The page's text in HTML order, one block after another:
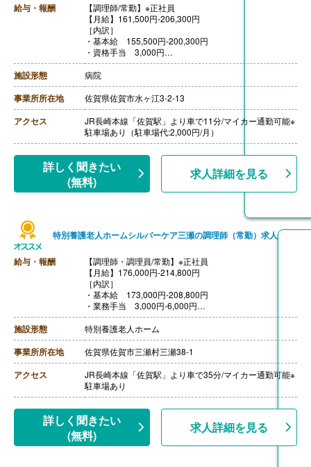
【賞与】年2回（計3.50ヶ月分）※前年度実績
【通勤手当】あり（月額11,500円/月）
【昇給】あり（1月あたり1,500円-2,500円）※前年度実
績
【退職金】あり※勤続4年以上
給与・報酬
【調理師/常勤】※正社員
【月給】161,500円-206,300円
［内訳］
・基本給 155,500円-200,300円
・資格手当 3,000円
・ベースアップ手当 3,000円
【賞与】年2回（計4.60ヶ月分）※前年度実績
【通勤手当】あり（上限15,000円/月）
【昇給】あり（1月あたり800円-5,600円）※前年度実績
【退職金】あり※勤続3年以上
施設形態 病院
事業所所在地 佐賀県佐賀市水ヶ江3-2-13
アクセス
JR長崎本線「佐賀駅」より車で11分/マイカー通勤可能※
駐車場あり（駐車場代:2,000円/月）
詳しく聞きたい
(無料)
求人詳細を見る
特別養護老人ホームシルバーケア三瀬の調理師（常勤）求人
給与・報酬
【調理師・調理員/常勤】※正社員
【月給】176,000円-214,800円
［内訳］
・基本給 173,000円-208,800円
・業務手当 3,000円-6,000円
【賞与】年2回（計3.20ヶ月分）※前年度実績
【通勤手当】あり（上限16,100円/月）
【昇給】あり（1月あたり1,200円-10,000円）※前年度実
績
【退職金】あり※勤続3年以上
施設形態 特別養護老人ホーム
事業所所在地 佐賀県佐賀市三瀬村三瀬38-1
アクセス
JR長崎本線「佐賀駅」より車で35分/マイカー通勤可能※
駐車場あり
詳しく聞きたい
(無料)
求人詳細を見る